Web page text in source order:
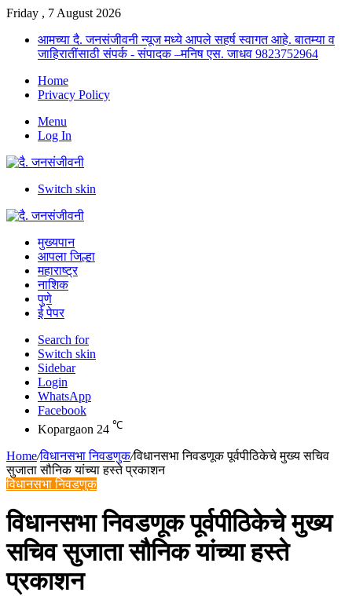
Friday , 7 August 2026
आमच्या दै. जनसंजीवनी न्यूज मध्ये आपले सहर्ष स्वागत आहे. बातम्या व
जाहिरातींसाठी संपर्क - संपादक –मनिष एस. जाधव 9823752964
Home
Privacy Policy
Menu
Log In
Switch skin
मुख्यपान
आपला जिल्हा
महाराष्ट्र
नाशिक
पुणे
ई पेपर
Search for
Switch skin
Sidebar
Login
WhatsApp
Facebook
Kopargaon 24 ℃
Home/विधानसभा निवडणुक/विधानसभा निवडणूक पूर्वपीठिकेचे मुख्य सचिव
सुजाता सौनिक यांच्या हस्ते प्रकाशन
विधानसभा निवडणुक
विधानसभा निवडणूक पूर्वपीठिकेचे मुख्य
सचिव सुजाता सौनिक यांच्या हस्ते
प्रकाशन